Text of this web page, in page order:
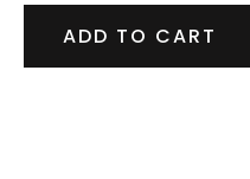
ADD TO CART